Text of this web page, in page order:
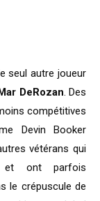
seul autre joueur
DeRozan. Des
compétitives
Devin Booker
vétérans qui
et ont parfois
le crépuscule de